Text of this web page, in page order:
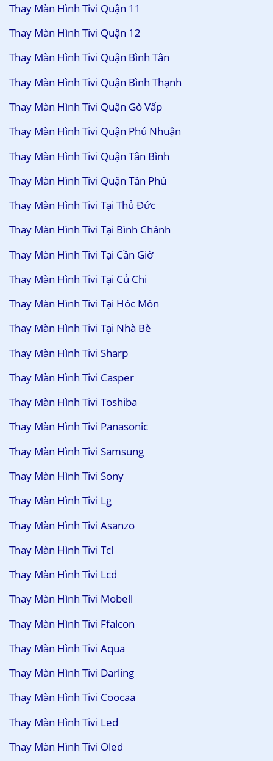
Thay Màn Hình Tivi Quận 11
Thay Màn Hình Tivi Quận 12
Thay Màn Hình Tivi Quận Bình Tân
Thay Màn Hình Tivi Quận Bình Thạnh
Thay Màn Hình Tivi Quận Gò Vấp
Thay Màn Hình Tivi Quận Phú Nhuận
Thay Màn Hình Tivi Quận Tân Bình
Thay Màn Hình Tivi Quận Tân Phú
Thay Màn Hình Tivi Tại Thủ Đức
Thay Màn Hình Tivi Tại Bình Chánh
Thay Màn Hình Tivi Tại Cần Giờ
Thay Màn Hình Tivi Tại Củ Chi
Thay Màn Hình Tivi Tại Hóc Môn
Thay Màn Hình Tivi Tại Nhà Bè
Thay Màn Hình Tivi Sharp
Thay Màn Hình Tivi Casper
Thay Màn Hình Tivi Toshiba
Thay Màn Hình Tivi Panasonic
Thay Màn Hình Tivi Samsung
Thay Màn Hình Tivi Sony
Thay Màn Hình Tivi Lg
Thay Màn Hình Tivi Asanzo
Thay Màn Hình Tivi Tcl
Thay Màn Hình Tivi Lcd
Thay Màn Hình Tivi Mobell
Thay Màn Hình Tivi Ffalcon
Thay Màn Hình Tivi Aqua
Thay Màn Hình Tivi Darling
Thay Màn Hình Tivi Coocaa
Thay Màn Hình Tivi Led
Thay Màn Hình Tivi Oled